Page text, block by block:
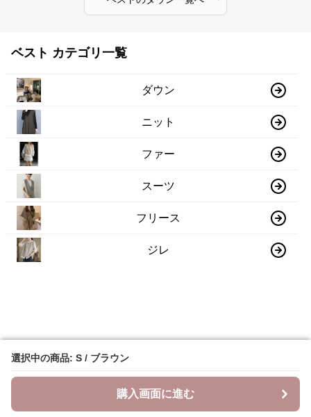
選択中の商品: S / ブラウン
購入画面に進む
選択中の商品: S / ブラウン
購入画面に進む
ベスト カテゴリ一覧
ダウン
ニット
ファー
スーツ
フリース
ジレ